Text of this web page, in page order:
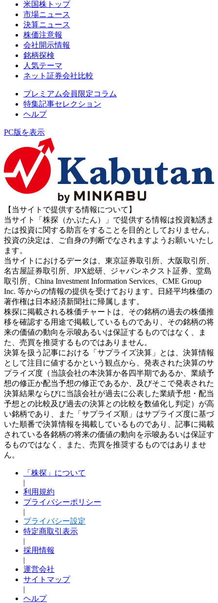
米国株トップ
市場ニュース
決算ニュース
株価注意報
会社開示情報
銘柄探検
人気テーマ
ネット証券会社比較
プレミアム会員限定コラム
特集記事セレクション
ヘルプ
PC版を表示
【当サイトで提供する情報について】
当サイト「株探（かぶたん）」で提供する情報は投資勧誘ま
たは投資に関する助言をすることを目的としておりません。
投資の決定は、ご自身の判断でなされますようお願いいたし
ます。
当サイトにおけるデータは、東京証券取引所、大阪取引所、
名古屋証券取引所、JPX総研、ジャパンネクスト証券、堂島
取引所、China Investment Information Services、CME Group
Inc. 等からの情報の提供を受けております。日経平均株価の
著作権は日本経済新聞社に帰属します。
株探に掲載される株価チャートは、その銘柄の過去の株価推
移を確認する用途で掲載しているものであり、その銘柄の将
来の価値の動向を示唆あるいは保証するものではなく、ま
た、売買を推奨するものではありません。
決算を扱う記事における「サプライズ決算」とは、決算情報
として注目に値するかという観点から、発表された決算のサ
プライズ度（当該会社の本決算か各四半期であるか、業績予
想の修正か配当予想の修正であるか、及びそこで発表された
決算結果ならびに当該会社が過去に公表した業績予想・配当
予想との比較及び過去の決算との比較を数値化し判定）が高
い銘柄であり、また「サプライズ順」はサプライズ度に基づ
いた順番で決算情報を掲載しているものであり、記事に掲載
されている各銘柄の将来の価値の動向を示唆あるいは保証す
るものではなく、また、売買を推奨するものではありませ
ん。
「株探」について
|
利用規約
プライバシーポリシー
|
プライバシー設定
特定商取引表示
|
採用情報
|
運営会社
サイトマップ
|
ヘルプ